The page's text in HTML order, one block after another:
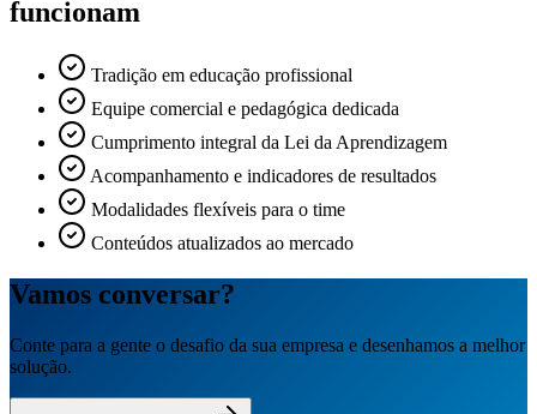
funcionam
Tradição em educação profissional
Equipe comercial e pedagógica dedicada
Cumprimento integral da Lei da Aprendizagem
Acompanhamento e indicadores de resultados
Modalidades flexíveis para o time
Conteúdos atualizados ao mercado
Vamos conversar?
Conte para a gente o desafio da sua empresa e desenhamos a melhor
solução.